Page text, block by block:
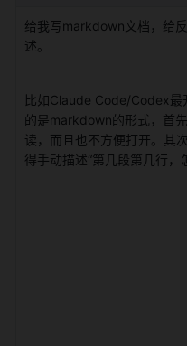
给我写markdown文档，给
述。
比如Claude Code/Codex
的是markdown的形式，首
读，而且也不方便打开。其
得手动描述“第几段第几行，